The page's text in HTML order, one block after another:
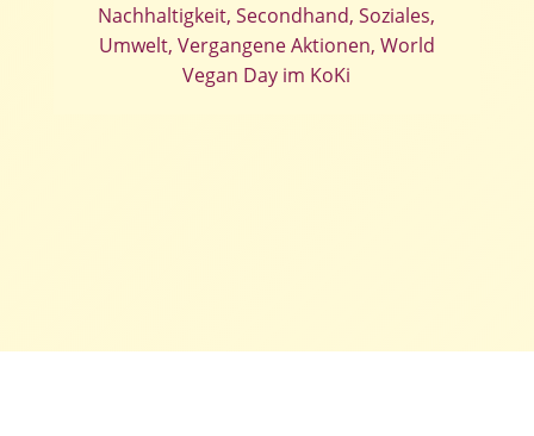
Nachhaltigkeit,Secondhand,Soziales,
Umwelt, Vergangene Aktionen, World
Vegan Day im KoKi